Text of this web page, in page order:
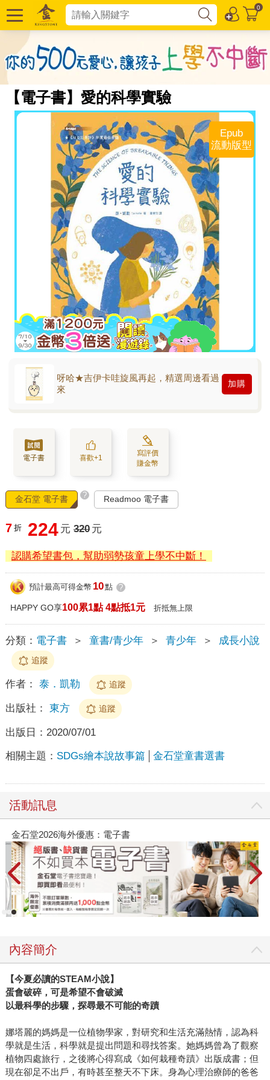
0
【電子書】愛的科學實驗
Epub
流動版型
呀哈★吉伊卡哇旋風再起，精選周邊看過
來
加購
電子書 喜歡+1
寫評價
賺金幣
金石堂 電子書 ? Readmoo 電子書
7 折 224 元 320 元
認購希望書包，幫助弱勢孩童上學不中斷！
預計最高可得金幣 10點 ?
HAPPY GO享100累1點 4點抵1元 折抵無上限
分類： 電子書 ＞ 童書/青少年 ＞ 青少年 ＞ 成長小說
追蹤
作者： 泰．凱勒 追蹤
出版社： 東方 追蹤
出版日： 2020/07/01
相關主題： SDGs繪本說故事篇 金石堂童書選書
活動訊息
金石堂2026海外優惠：電子書
內容簡介
【今夏必讀的STEAM小說】
蛋會破碎，可是希望不會破滅
以最科學的步驟，探尋最不可能的奇蹟
娜塔麗的媽媽是一位植物學家，對研究和生活充滿熱情，認為科
學就是生活，科學就是提出問題和尋找答案。她媽媽曾為了觀察
植物四處旅行，之後將心得寫成《如何栽種奇蹟》出版成書；但
現在卻足不出戶，有時甚至整天不下床。身為心理治療師的爸爸